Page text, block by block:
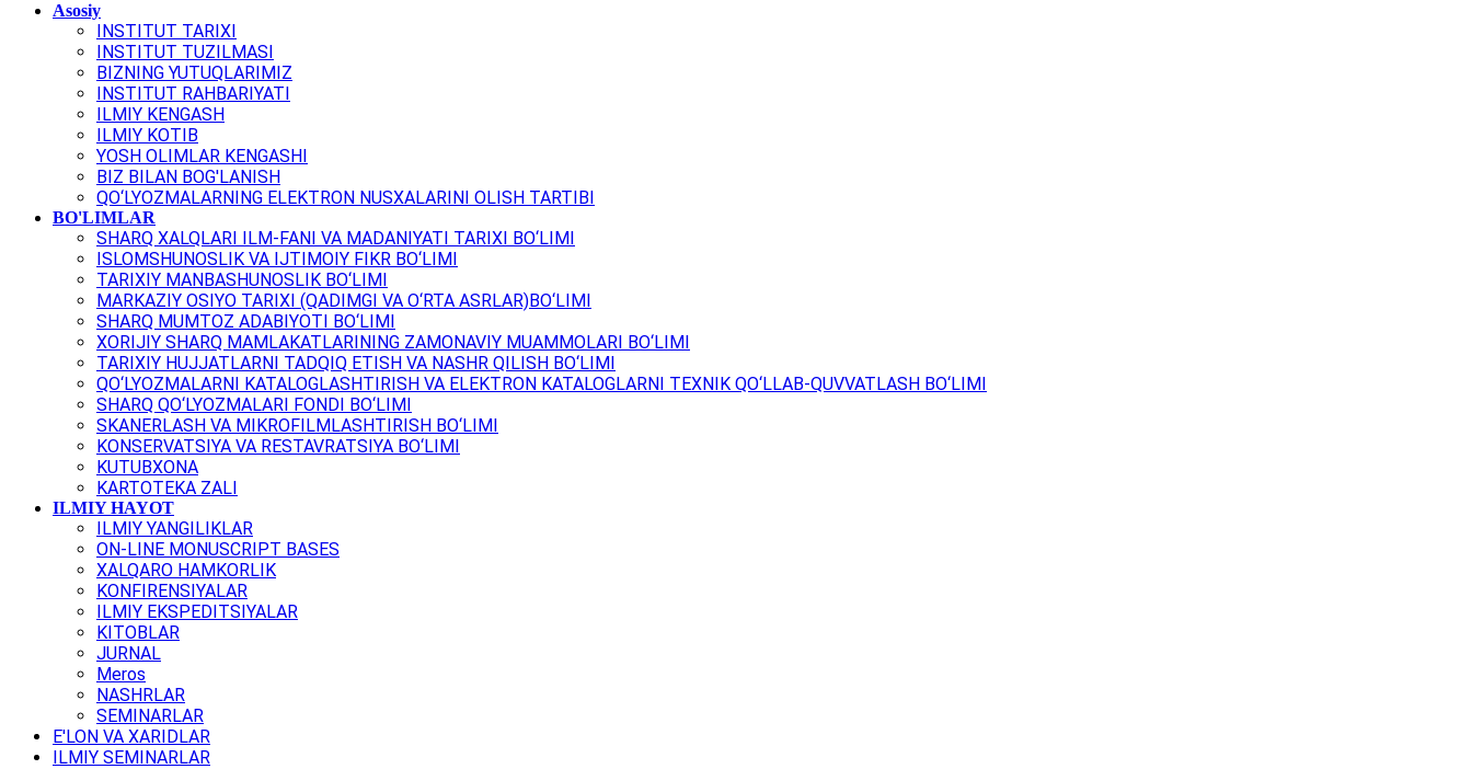
Asosiy
INSTITUT TARIXI
INSTITUT TUZILMASI
BIZNING YUTUQLARIMIZ
INSTITUT RAHBARIYATI
ILMIY KENGASH
ILMIY KOTIB
YOSH OLIMLAR KENGASHI
BIZ BILAN BOG'LANISH
QO‘LYOZMALARNING ELEKTRON NUSXALARINI OLISH TARTIBI
BO'LIMLAR
SHARQ XALQLARI ILM-FANI VA MADANIYATI TARIXI BO‘LIMI
ISLOMSHUNOSLIK VA IJTIMOIY FIKR BO‘LIMI
TARIXIY MANBASHUNOSLIK BO‘LIMI
MARKAZIY OSIYO TARIXI (QADIMGI VA O‘RTA ASRLAR)BO‘LIMI
SHARQ MUMTOZ ADABIYOTI BO‘LIMI
XORIJIY SHARQ MAMLAKATLARINING ZAMONAVIY MUAMMOLARI BO‘LIMI
TARIXIY HUJJATLARNI TADQIQ ETISH VA NASHR QILISH BO‘LIMI
QO‘LYOZMALARNI KATALOGLASHTIRISH VA ELEKTRON KATALOGLARNI TEXNIK QO‘LLAB-QUVVATLASH BO‘LIMI
SHARQ QO‘LYOZMALARI FONDI BO‘LIMI
SKANERLASH VA MIKROFILMLASHTIRISH BO‘LIMI
KONSERVATSIYA VA RESTAVRATSIYA BO‘LIMI
KUTUBXONA
KARTOTEKA ZALI
ILMIY HAYOT
ILMIY YANGILIKLAR
ON-LINE MONUSCRIPT BASES
XALQARO HAMKORLIK
KONFIRENSIYALAR
ILMIY EKSPEDITSIYALAR
KITOBLAR
JURNAL
Meros
NASHRLAR
SEMINARLAR
E'LON VA XARIDLAR
ILMIY SEMINARLAR